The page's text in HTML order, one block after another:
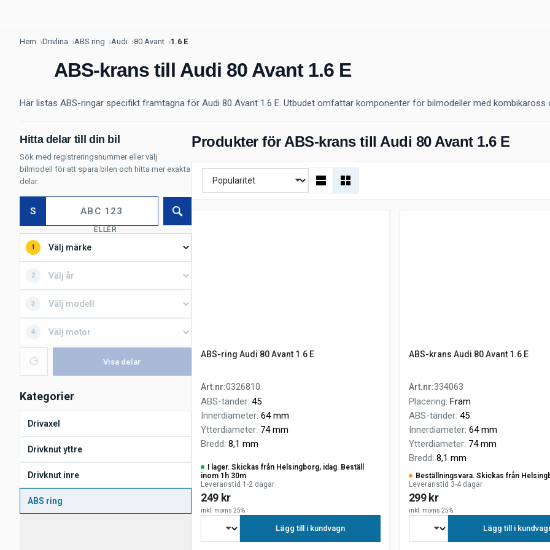
Hem Drivlina ABS ring Audi 80 Avant 1.6 E
ABS-krans till Audi 80 Avant 1.6 E
Här listas ABS-ringar specifikt framtagna för Audi 80 Avant 1.6 E. Utbudet omfattar komponenter för bilmodeller med
Hitta delar till din bil
Sök med registreringsnummer eller välj
bilmodell för att spara bilen och hitta mer exakta
delar.
S Sök
ELLER
1
2
3
4
Visa delar
Kategorier
Drivaxel
Drivknut yttre
Drivknut inre
ABS ring
Produkter för ABS-krans till Audi 80 Avant 1.6 E
ABS-ring Audi 80 Avant 1.6 E
Art.nr:0326810
ABS-tänder: 45
Innerdiameter: 64 mm
Ytterdiameter: 74 mm
Bredd: 8,1 mm
I lager. Skickas från Helsingborg, idag. Beställ
inom 1h 30m
Leveranstid 1-2 dagar
249 kr
inkl. moms 25%
Lägg till i kundvagn
ABS-krans Audi 80 Avant 1.6 E
Art.nr:334063
Placering: Fram
ABS-tänder: 45
Innerdiameter: 64 mm
Ytterdiameter: 74 mm
Bredd: 8,1 mm
Beställningsvara. Skickas från
Leveranstid 3-4 dagar
299 kr
inkl. moms 25%
Lägg till i